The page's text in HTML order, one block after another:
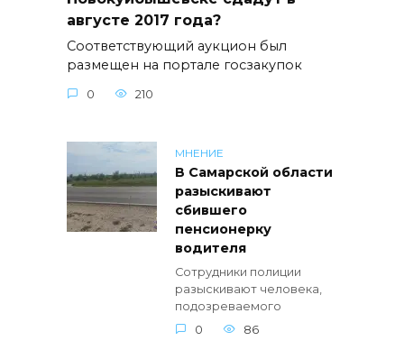
августе 2017 года?
Соответствующий аукцион был
размещен на портале госзакупок
0 210
МНЕНИЕ
В Самарской области
разыскивают
сбившего
пенсионерку
водителя
Сотрудники полиции
разыскивают человека,
подозреваемого
0
86